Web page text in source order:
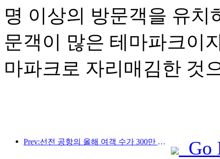
명 이상의 방문객을 유
문객이 많은 테마파크이
마파크로 자리매김한 것
Prev:선전 공항의 올해 여객 수가 300만 명을 돌파하며 같은 기간 기준 신기록을 세웠습니다.
Go